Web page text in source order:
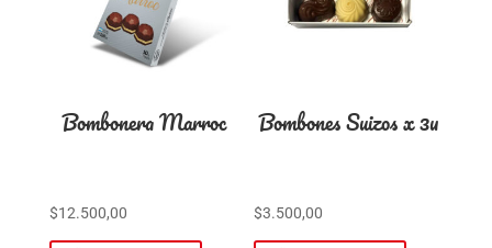
Bombonera Marroc
$12.500,00
Bombones Suizos x 3u
$3.500,00